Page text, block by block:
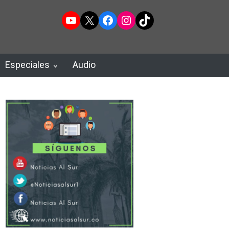
YouTube
X Facebook
Instagram
TikTok
Especiales Audio